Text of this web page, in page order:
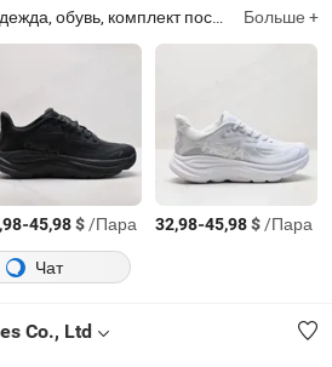
обувь, комплект постельного белья, домашний декор Больше +
-45,98$/Пара 32,98-45,98$/Пара
Чат
Co., Ltd